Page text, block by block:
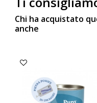
Chi ha acquistato
anche